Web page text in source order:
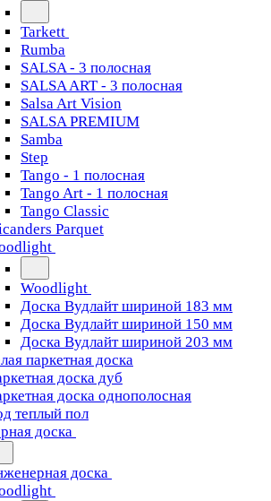
Tarkett
Rumba
SALSA - 3 полосная
SALSA ART - 3 полосная
Salsa Art Vision
SALSA PREMIUM
Samba
Step
Tango - 1 полосная
Tango Art - 1 полосная
Tango Classiс
Parquet
Woodlight
Доска Вудлайт шириной 183 мм
Доска Вудлайт шириной 150 мм
Доска Вудлайт шириной 203 мм
паркетная доска
доска дуб
доска однополосная
теплый пол
доска
доска